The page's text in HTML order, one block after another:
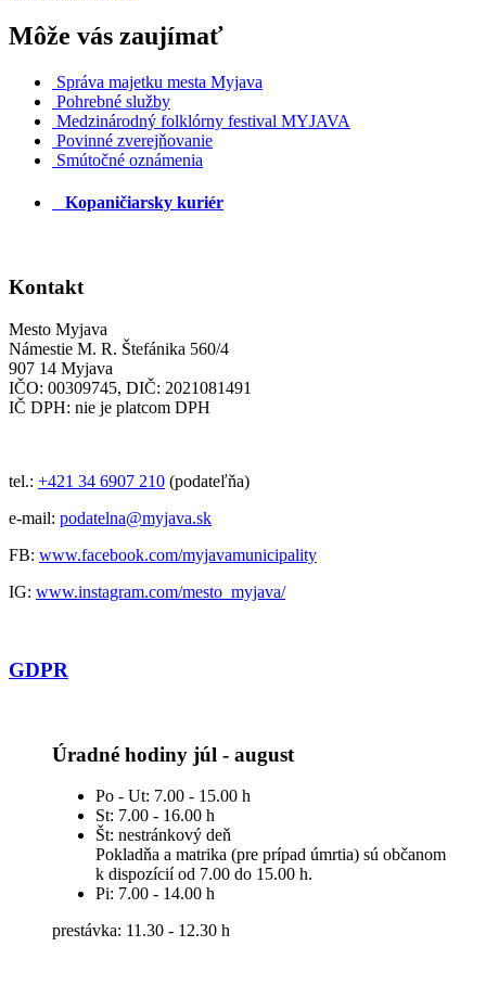
Môže vás zaujímať
Správa majetku mesta Myjava
Pohrebné služby
Medzinárodný folklórny festival MYJAVA
Povinné zverejňovanie
Smútočné oznámenia
Kopaničiarsky kuriér
Kontakt
Mesto Myjava
Námestie M. R. Štefánika 560/4
907 14 Myjava
IČO: 00309745, DIČ: 2021081491
IČ DPH: nie je platcom DPH
tel.: +421 34 6907 210 (podateľňa)
e-mail: podatelna@myjava.sk
FB: www.facebook.com/myjavamunicipality
IG: www.instagram.com/mesto_myjava/
GDPR
Úradné hodiny júl - august
Po - Ut: 7.00 - 15.00 h
St: 7.00 - 16.00 h
Št: nestránkový deň
Pokladňa a matrika (pre prípad úmrtia) sú občanom
k dispozícií od 7.00 do 15.00 h.
Pi: 7.00 - 14.00 h
prestávka: 11.30 - 12.30 h